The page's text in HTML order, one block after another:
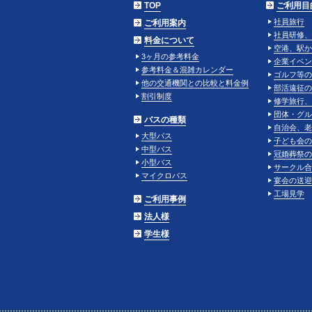
TOP
ご利用案内
料金について
3ヶ月の参考料金
参考料金＆混雑カレンダー
他の交通機関との比較と料金例
割引制度
バスの種類
大型バス
中型バス
小型バス
マイクロバス
ご利用事例
法人様
学生様
ご利用目
社員旅行
社員研修
空港、駅
企業イベ
ゴルフ等
部活遠征
修学旅行
団体・グ
自治会、
子ども会
冠婚葬祭
サークル
宴会の送迎
工場見学